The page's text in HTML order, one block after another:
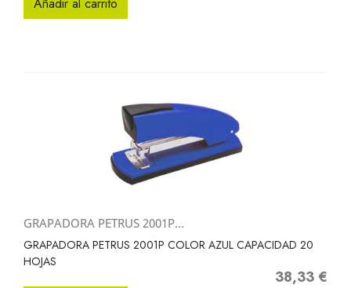
GRAPADORA PETRUS 2001P...
GRAPADORA PETRUS 2001P COLOR AZUL CAPACIDAD 20
HOJAS
Precio
38,33 €